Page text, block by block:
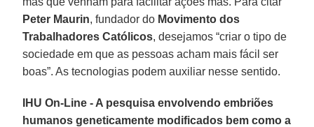
Peter Maurin, fundador do Movimento dos
Trabalhadores Católicos, desejamos “criar o tipo de
sociedade em que as pessoas acham mais fácil ser
boas”. As tecnologias podem auxiliar nesse sentido.
IHU On-Line - A pesquisa envolvendo embriões
humanos geneticamente modificados bem como a